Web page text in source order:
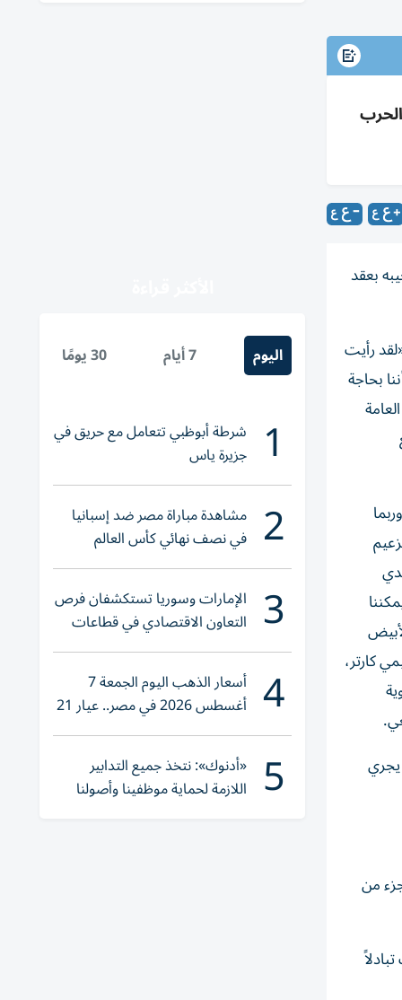
بعقد
رأيت
بحاجة
كارتر،
من
اليوم 7 أيام 30 يومًا
1 شرطة أبوظبي تتعامل مع حريق في
جزيرة ياس
2 مشاهدة مباراة مصر ضد إسبانيا
في نصف نهائي كأس العالم
لناشئات اليد 2026
3 الإمارات وسوريا تستكشفان فرص
التعاون الاقتصادي في قطاعات
حيوية
4 أسعار الذهب اليوم الجمعة 7
أغسطس 2026 في مصر.. عيار 21
يقترب من هذا الرقم
5 «أدنوك»: نتخذ جميع التدابير
اللازمة لحماية موظفينا وأصولنا